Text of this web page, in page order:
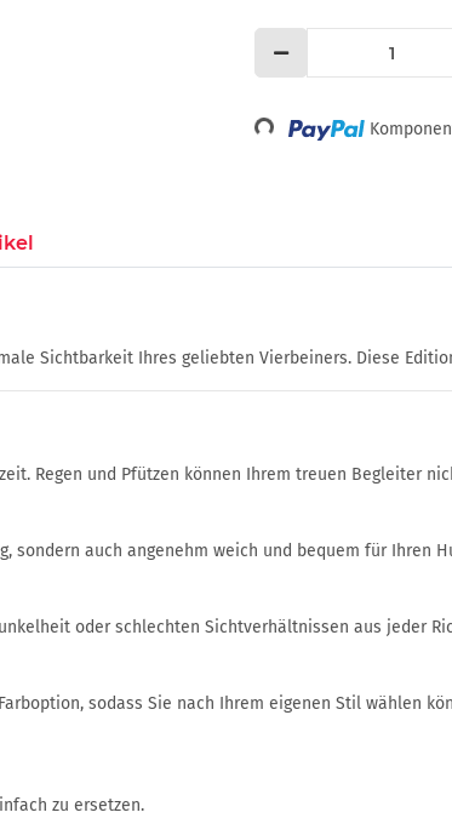
Loading...
Sichtbarkeit Ihres geliebten Vierbeiners. Diese
Regen und Pfützen können Ihrem treuen Begleiter
auch angenehm weich und bequem für Ihren
oder schlechten Sichtverhältnissen aus jeder
sodass Sie nach Ihrem eigenen Stil wählen
zu ersetzen.